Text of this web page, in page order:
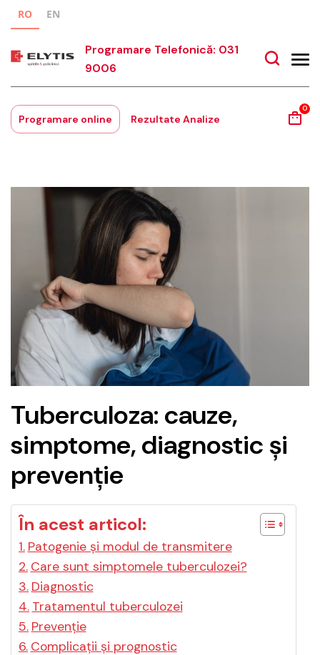
RO EN
Programare Telefonică: 031
9006
Programare online Rezultate Analize
0
Tuberculoza: cauze,
simptome, diagnostic și
prevenție
În acest articol:
Patogenie și modul de transmitere
Care sunt simptomele tuberculozei?
Diagnostic
Tratamentul tuberculozei
Prevenție
Complicații și prognostic